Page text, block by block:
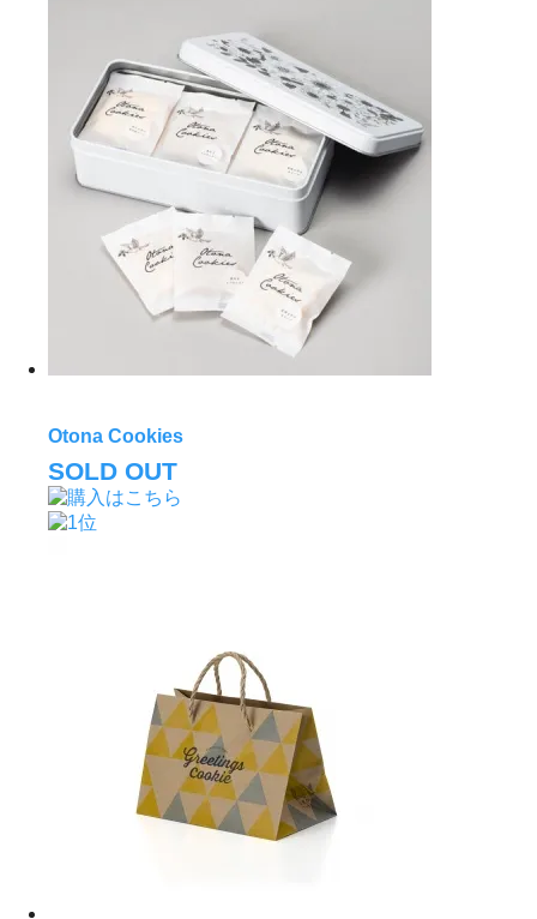
Otona Cookies
SOLD OUT